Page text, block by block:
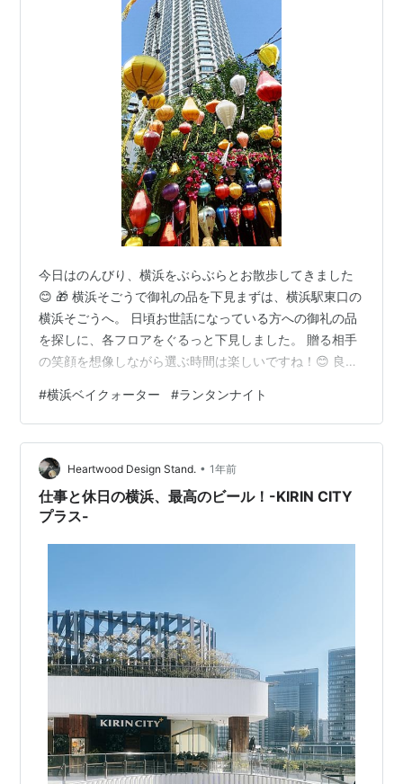
今日はのんびり、横浜をぶらぶらとお散歩してきました
😊 🎁 横浜そごうで御礼の品を下見まずは、横浜駅東口の
横浜そごうへ。 日頃お世話になっている方への御礼の品
を探しに、各フロアをぐるっと下見しました。 贈る相手
の笑顔を想像しながら選ぶ時間は楽しいですね！😊 良い
ぼうと思います。 海側に広がる商業施設「横浜ベイクォ
ーター」へ🌊。 ぶらぶらと歩いていると…「あれ！？こ
こにIKEAがある！」 小さな店舗ですが、家具から雑貨ま
で、相変わらずお値段もリーズナブルで目移りしてしま
いますね✨。ちょっとした生活雑貨を買うのに便利そう
です。 ベイクォーターの屋上は…
#横浜ベイクォーター #ランタンナイト
Heartwood Design Stand. • 1年前
仕事と休日の横浜、最高のビール！-KIRIN CITY
プラス-